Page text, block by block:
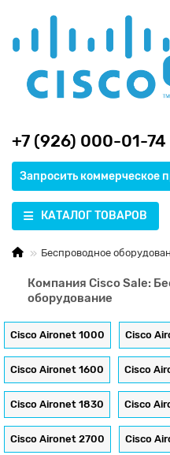
+7 (926) 000-01-74
Запросить коммерческое
КАТАЛОГ ТОВАРОВ
Беспроводное
Компания Cisco Sale:
оборудование
Cisco Aironet 1000 Cisco
Cisco Aironet 1600 Cisco
Cisco Aironet 1830 Cisco
Cisco Aironet 2700 Cisco